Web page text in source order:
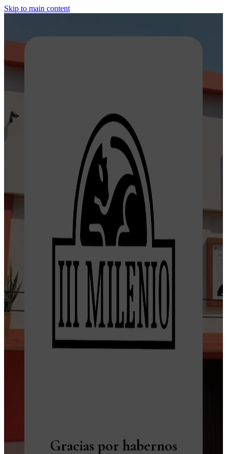
Skip to main content
Gracias por habernos